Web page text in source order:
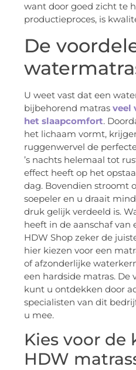
want door goed zicht te
productieproces, is
De
U weet vast dat een
bijbehorend matras veel
het slaapcomfort.
het lichaam vormt,
ruggenwervel de
’s nachts helemaal tot
effect heeft op het
dag. Bovendien stroomt
soepeler en u draait
druk gelijk verdeeld is.
heeft in de aanschaf van
HDW Shop zeker de
hier kiezen voor een
of afzonderlijke
een hardside matras. De
kunt u ontdekken door
specialisten van dit
u mee.
Kies voor de
HDW